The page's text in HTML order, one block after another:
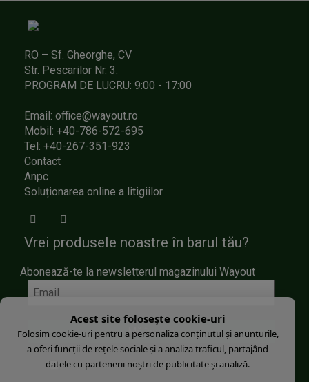
RO – Sf. Gheorghe, CV
Str. Pescarilor Nr. 3.
PROGRAM DE LUCRU: 9:00 - 17:00
Email: office@wayout.ro
Mobil: +40-786-572-695
Tel: +40-267-351-923
Contact
Anpc
Soluționarea online a litigiilor
Vrei produsele noastre în barul tău?
Abonează-te la newsletterul magazinului Wayout
Sunt de acord cuPolitica de confidenţialitate
Acest site folosește cookie-uri
Folosim cookie-uri pentru a personaliza conținutul și anunțurile,
a oferi funcții de rețele sociale și a analiza traficul, partajând
datele cu partenerii noștri de publicitate și analiză.